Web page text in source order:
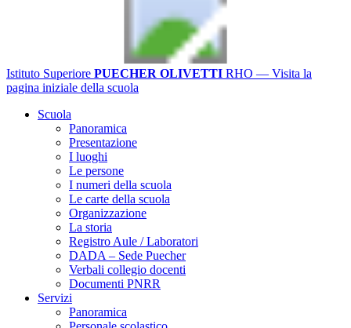
Istituto Superiore PUECHER OLIVETTI RHO — Visita la
pagina iniziale della scuola
Scuola
Panoramica
Presentazione
I luoghi
Le persone
I numeri della scuola
Le carte della scuola
Organizzazione
La storia
Registro Aule / Laboratori
DADA – Sede Puecher
Verbali collegio docenti
Documenti PNRR
Servizi
Panoramica